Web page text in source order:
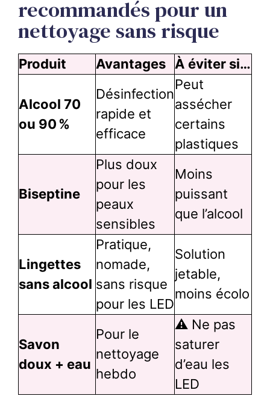
recommandés pour un
nettoyage sans risque
Produit Avantages À éviter si…
Alcool 70
ou 90 %
Désinfection
rapide et
efficace
Peut
assécher
certains
plastiques
Biseptine
Plus doux
pour les
peaux
sensibles
Moins
puissant
que l’alcool
Lingettes
sans alcool
Pratique,
nomade,
sans risque
pour les LED
Solution
jetable,
moins écolo
Savon
doux + eau
Pour le
nettoyage
hebdo
⚠️ Ne pas
saturer
d’eau les
LED